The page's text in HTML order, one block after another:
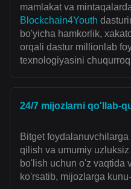
mamlakat va
Blockchain4Youth
bo'yicha hamkorlik,
orqali dastur millionlab
texnologiyasini
24/7 mijozlarni qo'llab-
Bitget
qilish va umumiy
bo'lish uchun o'z vaqtida
ko'rsatib, mijozlarga